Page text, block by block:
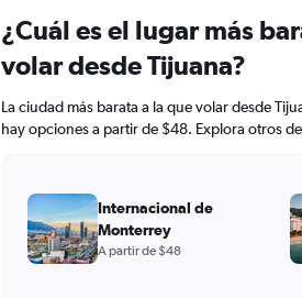
¿Cuál es el lugar más
volar desde Tijuana?
La ciudad más barata a la que volar desde
hay opciones a partir de $48. Explora otros
Internacional de
Monterrey
A partir de $48